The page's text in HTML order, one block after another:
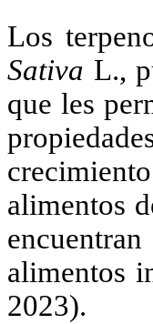
Los
Sativa L.,
que les
alimentos
alimentos
2023).